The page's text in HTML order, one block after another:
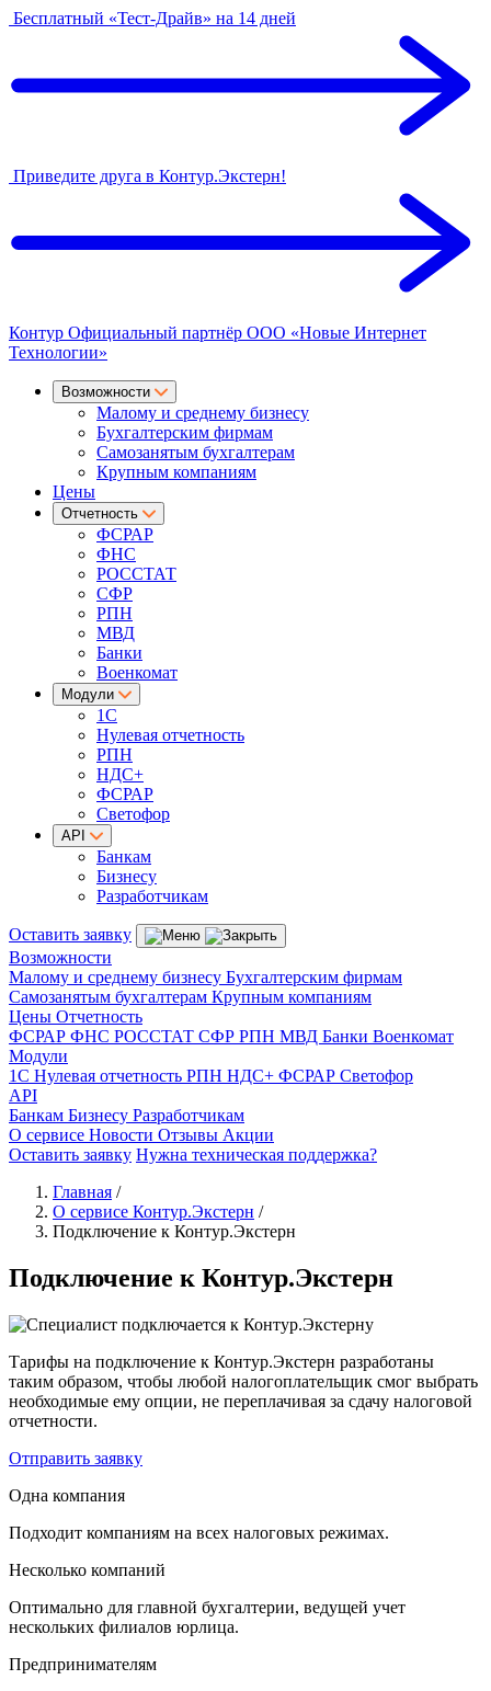
Бесплатный «Тест-Драйв» на 14 дней
Приведите друга в Контур.Экстерн!
Контур Официальный партнёр ООО «Новые Интернет
Технологии»
Возможности
Малому и среднему бизнесу
Бухгалтерским фирмам
Самозанятым бухгалтерам
Крупным компаниям
Цены
Отчетность
ФСРАР
ФНС
РОССТАТ
СФР
РПН
МВД
Банки
Военкомат
Модули
1С
Нулевая отчетность
РПН
НДС+
ФСРАР
Светофор
API
Банкам
Бизнесу
Разработчикам
Оставить заявку
Возможности
Малому и среднему бизнесу Бухгалтерским фирмам
Самозанятым бухгалтерам Крупным компаниям
Цены Отчетность
ФСРАР ФНС РОССТАТ СФР РПН МВД Банки Военкомат
Модули
1С Нулевая отчетность РПН НДС+ ФСРАР Светофор
API
Банкам Бизнесу Разработчикам
О сервисе Новости Отзывы Акции
Оставить заявку Нужна техническая поддержка?
Главная /
О сервисе Контур.Экстерн /
Подключение к Контур.Экстерн
Подключение к Контур.Экстерн
Тарифы на подключение к Контур.Экстерн разработаны
таким образом, чтобы любой налогоплательщик смог выбрать
необходимые ему опции, не переплачивая за сдачу налоговой
отчетности.
Отправить заявку
Одна компания
Подходит компаниям на всех налоговых режимах.
Несколько компаний
Оптимально для главной бухгалтерии, ведущей учет
нескольких филиалов юрлица.
Предпринимателям